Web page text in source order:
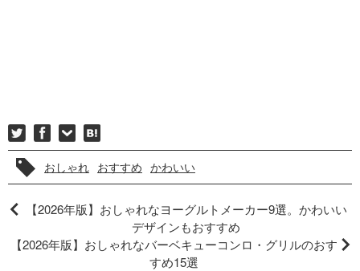
おしゃれ おすすめ かわいい
【2026年版】おしゃれなヨーグルトメーカー9選。かわいい
デザインもおすすめ
【2026年版】おしゃれなバーベキューコンロ・グリルのおす
すめ15選